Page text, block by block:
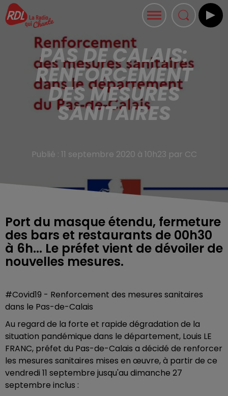
PAS DE CALAIS:
RENFORCEMENT
DES MESURES
SANITAIRES
Publié : 11 septembre 2020 à 10h23 par CC
Port du masque étendu, fermeture
des bars et restaurants de 00h30
à 6h... Le préfet vient de dévoiler de
nouvelles mesures.
#Covid19 - Renforcement des mesures sanitaires
dans le Pas-de-Calais
Au regard de la forte et rapide dégradation de la
situation pandémique dans le département, Louis LE
FRANC, préfet du Pas-de-Calais a décidé de renforcer
les mesures sanitaires mises en œuvre, à partir de ce
vendredi 11 septembre jusqu'au dimanche 27
septembre inclus :